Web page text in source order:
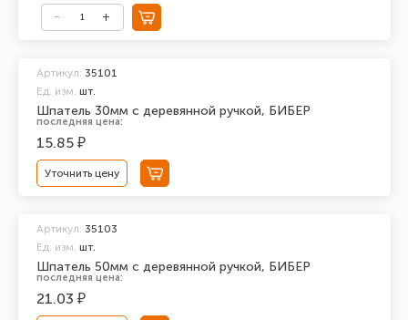
Шпатель 30мм с деревянной ручкой, БИБЕР
Артикул: 35101
Ед. изм. шт.
последняя цена:
15.85 ₽
Уточнить цену
Шпатель 50мм с деревянной ручкой, БИБЕР
Артикул: 35103
Ед. изм. шт.
последняя цена:
21.03 ₽